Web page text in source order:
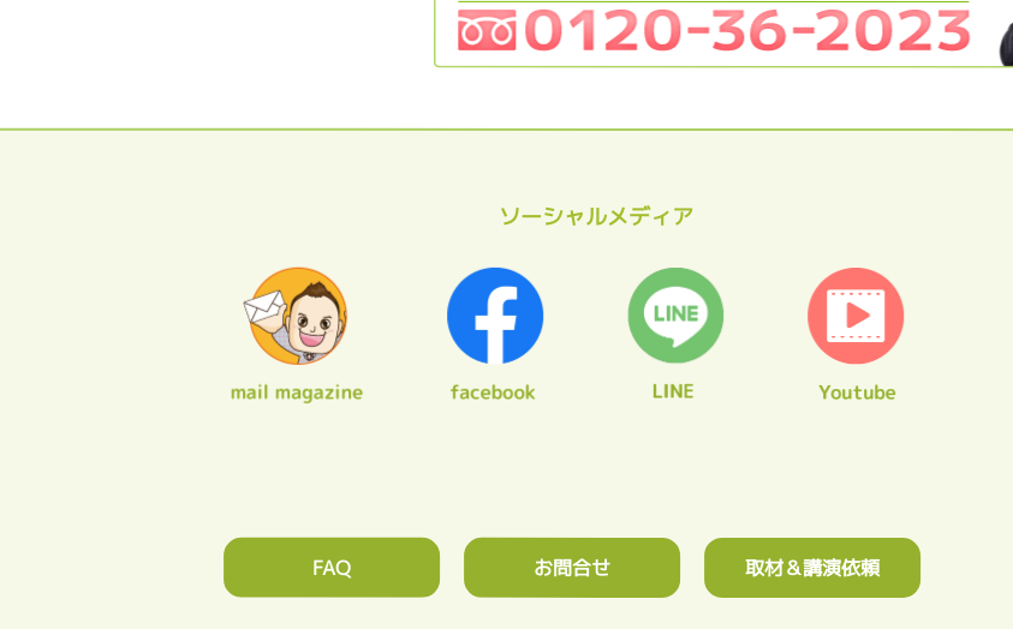
ソーシャルメディア
FAQ お問合せ 取材＆講演依頼